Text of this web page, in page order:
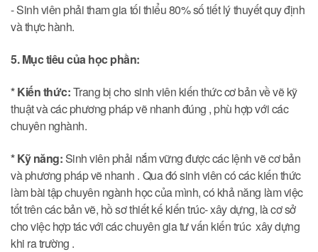
- Sinh viên phải tham gia tối thiểu 80% số tiết lý thuyết quy định
và thực hành.
5. Mục tiêu của học phần:
* Kiến thức:Trang bị cho sinh viên kiến thức cơ bản về vẽ kỹ
thuật và các phương pháp vẽ nhanh đúng , phù hợp với các
chuyên nghành.
* Kỹ năng: Sinh viên phải nắm vững được các lệnh vẽ cơ bản
và phương pháp vẽ nhanh . Qua đó sinh viên có các kiến thức
làm bài tập chuyên ngành học của mình, có khả năng làm việc
tốt trên các bản vẽ, hồ sơ thiết kế kiến trúc- xây dựng, là cơ sở
cho việc hợp tác với các chuyên gia tư vấn kiến trúc xây dựng
khi ra trường .